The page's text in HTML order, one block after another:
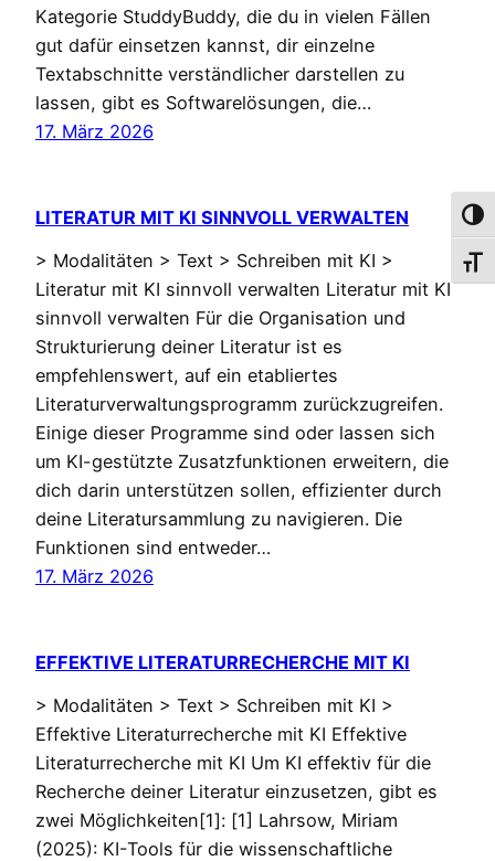
Kategorie StuddyBuddy, die du in vielen Fällen
gut dafür einsetzen kannst, dir einzelne
Textabschnitte verständlicher darstellen zu
lassen, gibt es Softwarelösungen, die…
17. März 2026
LITERATUR MIT KI SINNVOLL VERWALTEN
> Modalitäten > Text > Schreiben mit KI >
Literatur mit KI sinnvoll verwalten Literatur mit KI
sinnvoll verwalten Für die Organisation und
Strukturierung deiner Literatur ist es
empfehlenswert, auf ein etabliertes
Literaturverwaltungsprogramm zurückzugreifen.
Einige dieser Programme sind oder lassen sich
um KI-gestützte Zusatzfunktionen erweitern, die
dich darin unterstützen sollen, effizienter durch
deine Literatursammlung zu navigieren. Die
Funktionen sind entweder…
17. März 2026
EFFEKTIVE LITERATURRECHERCHE MIT KI
> Modalitäten > Text > Schreiben mit KI >
Effektive Literaturrecherche mit KI Effektive
Literaturrecherche mit KI Um KI effektiv für die
Recherche deiner Literatur einzusetzen, gibt es
zwei Möglichkeiten[1]: [1] Lahrsow, Miriam
(2025): KI-Tools für die wissenschaftliche